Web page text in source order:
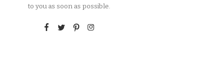
to you as soon as possible.